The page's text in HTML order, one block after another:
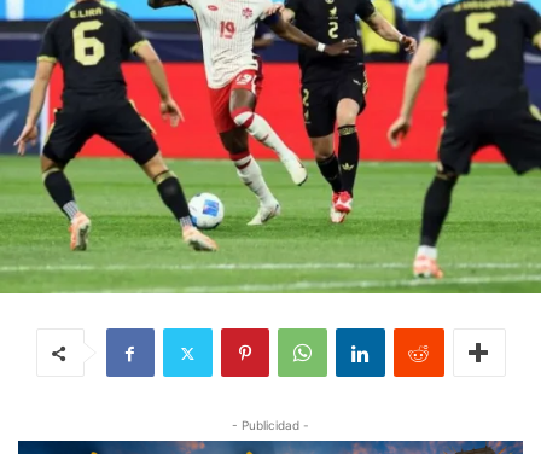
- Publicidad -